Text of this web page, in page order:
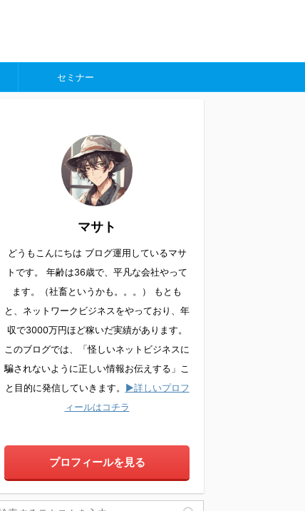
セミナー
マサト
どうもこんにちは ブログ運用しているマサ
トです。 年齢は36歳で、平凡な会社やって
ます。（社畜というかも。。。） もとも
と、ネットワークビジネスをやっており、年
収で3000万円ほど稼いだ実績があります。
このブログでは、「怪しいネットビジネスに
騙されないように正しい情報お伝えする」こ
と目的に発信していきます。
▶詳しいプロフ
ィールはコチラ
プロフィールを見る